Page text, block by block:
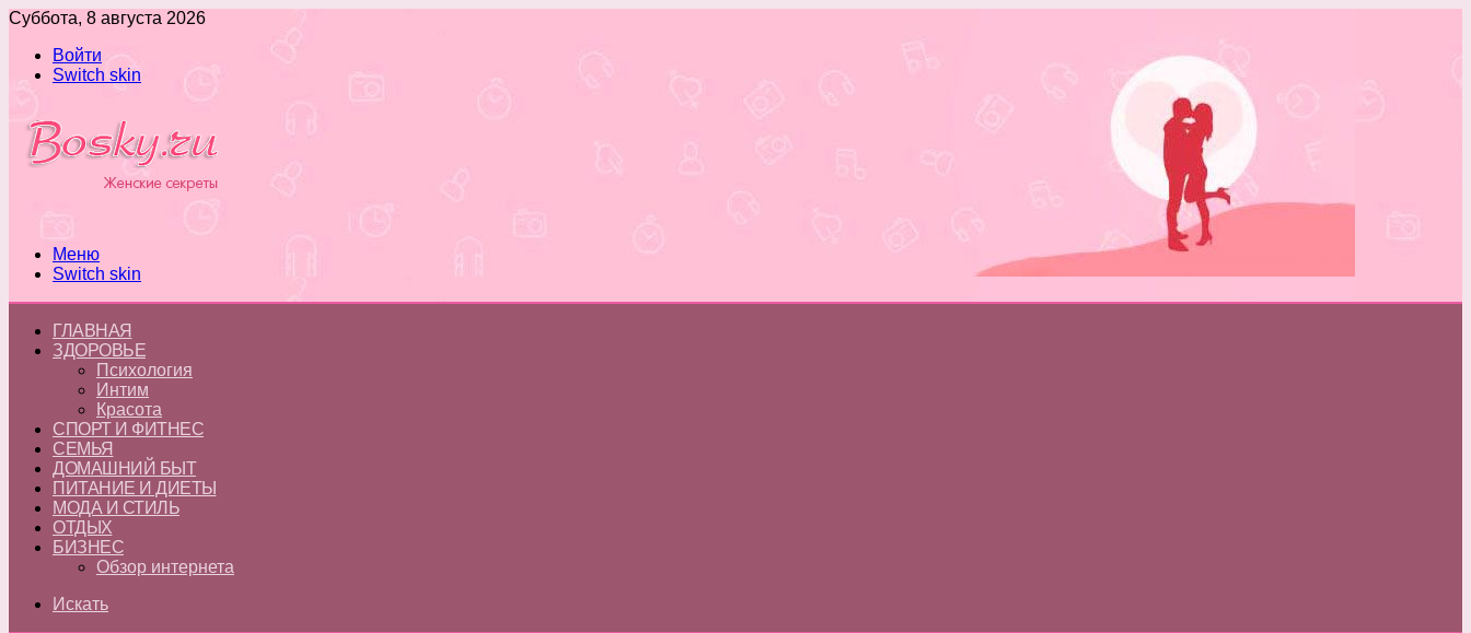
Суббота, 8 августа 2026
Войти
Switch skin
Меню
Switch skin
ГЛАВНАЯ
ЗДОРОВЬЕ
Психология
Интим
Красота
СПОРТ И ФИТНЕС
СЕМЬЯ
ДОМАШНИЙ БЫТ
ПИТАНИЕ И ДИЕТЫ
МОДА И СТИЛЬ
ОТДЫХ
БИЗНЕС
Обзор интернета
Искать